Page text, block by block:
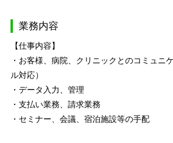
業務内容
【仕事内容】
・お客様、病院、クリニックとのコミュニ
ル対応）
・データ入力、管理
・支払い業務、請求業務
・セミナー、会議、宿泊施設等の手配